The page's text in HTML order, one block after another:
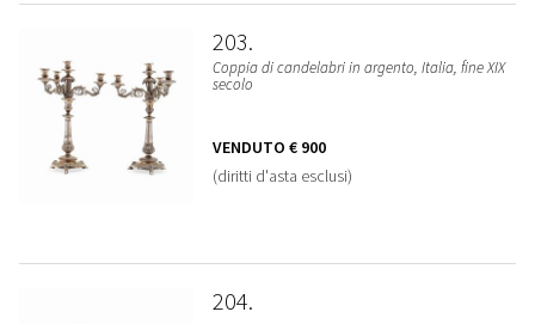
203
Coppia di candelabri in argento, Italia, fine XIX
secolo
VENDUTO € 900
(diritti d'asta esclusi)
204